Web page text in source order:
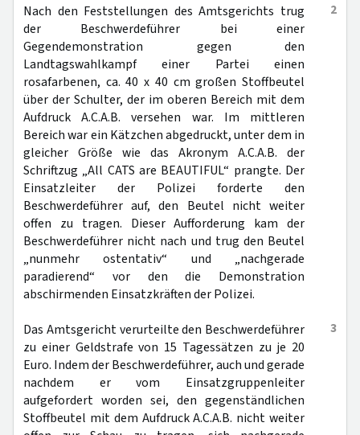
2
Nach den Feststellungen des Amtsgerichts trug
der Beschwerdeführer bei einer
Gegendemonstration gegen den
Landtagswahlkampf einer Partei einen
rosafarbenen, ca. 40 x 40 cm großen Stoffbeutel
über der Schulter, der im oberen Bereich mit dem
Aufdruck A.C.A.B. versehen war. Im mittleren
Bereich war ein Kätzchen abgedruckt, unter dem in
gleicher Größe wie das Akronym A.C.A.B. der
Schriftzug „All CATS are BEAUTIFUL“ prangte. Der
Einsatzleiter der Polizei forderte den
Beschwerdeführer auf, den Beutel nicht weiter
offen zu tragen. Dieser Aufforderung kam der
Beschwerdeführer nicht nach und trug den Beutel
„nunmehr ostentativ“ und „nachgerade
paradierend“ vor den die Demonstration
abschirmenden Einsatzkräften der Polizei.
3
Das Amtsgericht verurteilte den Beschwerdeführer
zu einer Geldstrafe von 15 Tagessätzen zu je 20
Euro. Indem der Beschwerdeführer, auch und gerade
nachdem er vom Einsatzgruppenleiter
aufgefordert worden sei, den gegenständlichen
Stoffbeutel mit dem Aufdruck A.C.A.B. nicht weiter